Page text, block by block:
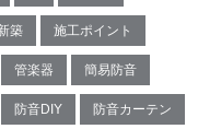
築 施工ポイント
管楽器 簡易防音
防音DIY 防音カーテン